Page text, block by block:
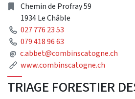
Address
Chemin de Profray 59
1934 Le Châble
Phone
027 776 23 53
Phone
079 418 96 63
@ Mail
c.abbet@combinscatogne.ch
Link
www.combinscatogne.ch
TRIAGE FORESTIER